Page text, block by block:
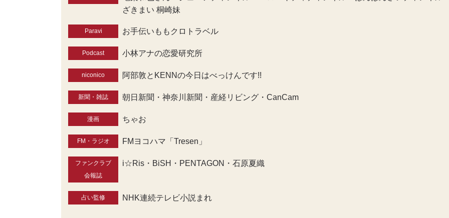
ざきまい 桐崎妹
Paravi お手伝いももクロトラベル
Podcast 小林アナの恋愛研究所
niconico 阿部敦とKENNの今日はべっけんです!!
新聞・雑誌 朝日新聞・神奈川新聞・産経リビング・CanCam
漫画 ちゃお
FM・ラジオ FMヨコハマ「Tresen」
ファンクラブ
会報誌
i☆Ris・BiSH・PENTAGON・石原夏織
占い監修 NHK連続テレビ小説まれ